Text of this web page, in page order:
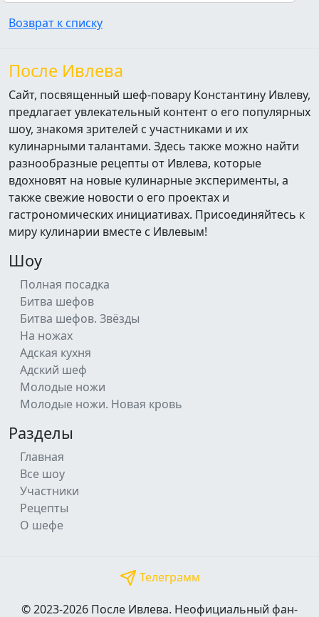
Возврат к списку
После Ивлева
Сайт, посвященный шеф-повару Константину Ивлеву,
предлагает увлекательный контент о его популярных
шоу, знакомя зрителей с участниками и их
кулинарными талантами. Здесь также можно найти
разнообразные рецепты от Ивлева, которые
вдохновят на новые кулинарные эксперименты, а
также свежие новости о его проектах и
гастрономических инициативах. Присоединяйтесь к
миру кулинарии вместе с Ивлевым!
Шоу
Полная посадка
Битва шефов
Битва шефов. Звёзды
На ножах
Адская кухня
Адский шеф
Молодые ножи
Молодые ножи. Новая кровь
Разделы
Главная
Все шоу
Участники
Рецепты
О шефе
Телеграмм
© 2023-2026 После Ивлева. Неофициальный фан-